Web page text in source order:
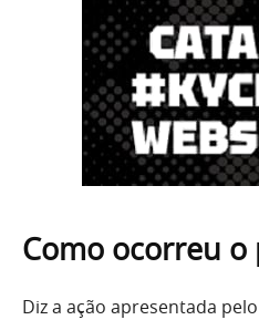
Como ocorreu o
Diz a ação apresentada